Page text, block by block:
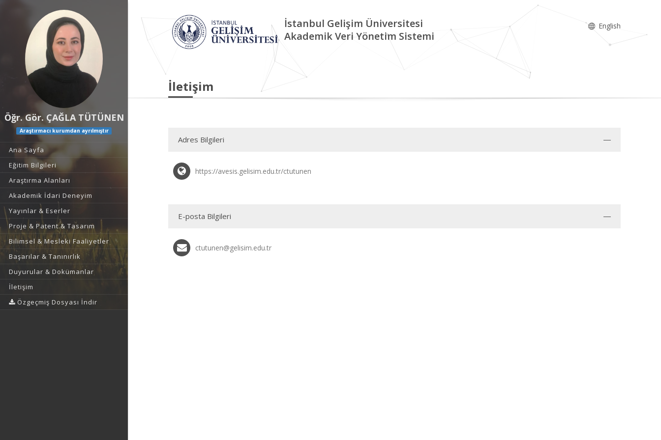
Öğr. Gör. ÇAĞLA TÜTÜNEN
Araştırmacı kurumdan ayrılmıştır
Ana Sayfa
Eğitim Bilgileri
Araştırma Alanları
Akademik İdari Deneyim
Yayınlar & Eserler
Proje & Patent & Tasarım
Bilimsel & Mesleki Faaliyetler
Başarılar & Tanınırlık
Duyurular & Dokümanlar
İletişim
Özgeçmiş Dosyası İndir
İstanbul Gelişim Üniversitesi
Akademik Veri Yönetim Sistemi
English
İletişim
Adres Bilgileri
https://avesis.gelisim.edu.tr/ctutunen
E-posta Bilgileri
ctutunen@gelisim.edu.tr